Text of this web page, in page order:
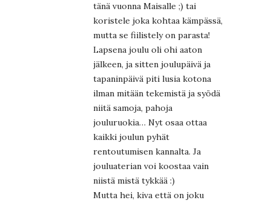
tänä vuonna Maisalle ;) tai
koristele joka kohtaa kämpässä,
mutta se fiilistely on parasta!
Lapsena joulu oli ohi aaton
jälkeen, ja sitten joulupäivä ja
tapaninpäivä piti lusia kotona
ilman mitään tekemistä ja syödä
niitä samoja, pahoja
jouluruokia… Nyt osaa ottaa
kaikki joulun pyhät
rentoutumisen kannalta. Ja
jouluaterian voi koostaa vain
niistä mistä tykkää :)
Mutta hei, kiva että on joku